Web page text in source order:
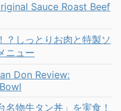
Sauce Roast Beef
？しっとりお肉と特製ソ
ニュー
Don Review:
名物牛タン丼」を実食！